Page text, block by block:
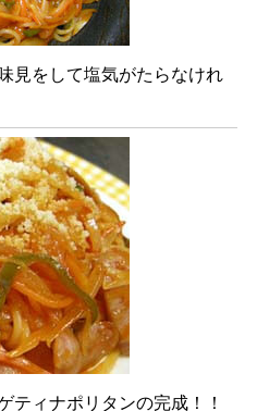
見をして塩気がたらなけれ
ティナポリタンの完成！！